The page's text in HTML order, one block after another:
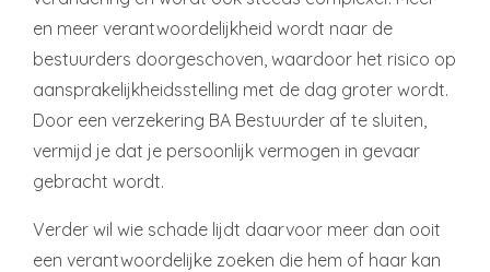
en meer verantwoordelijkheid wordt naar de
bestuurders doorgeschoven, waardoor het risico op
aansprakelijkheidsstelling met de dag groter wordt.
Door een verzekering BA Bestuurder af te sluiten,
vermijd je dat je persoonlijk vermogen in gevaar
gebracht wordt.
Verder wil wie schade lijdt daarvoor meer dan ooit
een verantwoordelijke zoeken die hem of haar kan